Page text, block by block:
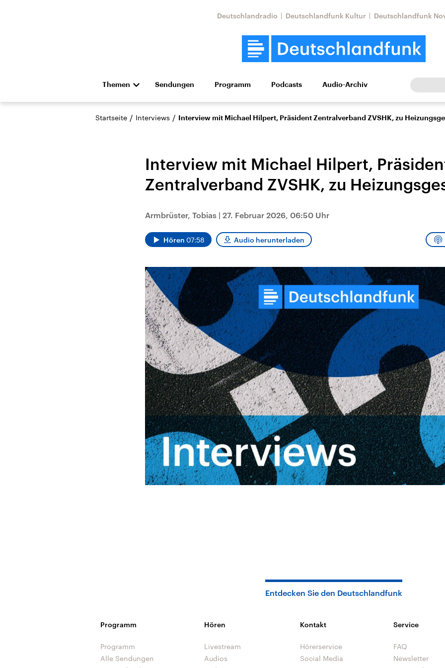
Deutschlandradio Deutschlandfunk Kultur Deutschlandfunk
Themen
Die Nachrichten Politik Wirtschaft Wissen Kultur Europa
Hörspiel und Feature Musik
Anhalt 2026
Sachsen-Anhalt wählt
am 6. September 2026
einen neuen Landtag.
Koalition aus CDU, SPD
und FDP regiert.-
Umfragen, Prognosen,
Wahlprogramme,
aktuelle Berichte und
Hintergründe zu den
Parteien und Kandidaten
der anstehenden Wahl.
Aktuelle Beiträge,
Hintergründe
Wirtschaftlich und
militärisch gehören die
Ländern der Erde, mit
großem Einfluss auf das
aktuelle Weltgeschehen.
Aktuelle Lage und
Der Überfall der
palästinensischen
Terrororganisation
Region wieder die
Gewalt entfacht. Israel
möchte die Hamas
zerstören. Diese wird wie
die Hisbollah im Libanon
vom Iran unterstützt.
Der Iran – seit der
Islamischen
1979 auch
Religionsführer
regierter Staat im
Osten. Eine
zu Israel und zu den
ist fest in der
Staatsideologie
verankert.
Sendungen Programm Podcasts Audio-Archiv
Startseite / Interviews / Interview mit Michael Hilpert, Präsident Zentralverband ZVSHK, zu
Interview mit Michael Hilpert,
Zentralverband ZVSHK, zu
Armbrüster, Tobias | 27. Februar 2026, 06:50 Uhr
Hören 07:58 Audio herunterladen
Entdecken Sie den Deutschlandfunk
Programm
Programm
Alle Sendungen
Hören
Livestream
Audios
Kontakt
Hörerservice
Social Media
Service
FAQ
Newsletter